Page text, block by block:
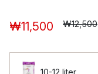
₩11,500 ₩12,500
10-12 liter